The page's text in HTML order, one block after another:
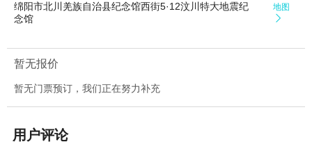
绵阳市北川羌族自治县纪念馆西街5·12汶川特大地震纪
念馆
地图

暂无报价
暂无门票预订，我们正在努力补充
用户评论